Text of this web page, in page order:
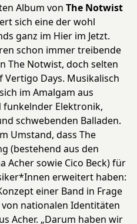
Album von The Notwist
sich eine der wohl
ganz im Hier im Jetzt.
schon immer treibende
The Notwist, doch selten
Days. Musikalisch
im Amalgam aus
funkelnder Elektronik,
schwebenden Balladen.
Umstand, dass The
(bestehend aus den
Acher sowie Cico Beck) für
erweitert haben:
einer Band in Frage
nationalen Identitäten
Acher. „Darum haben wir